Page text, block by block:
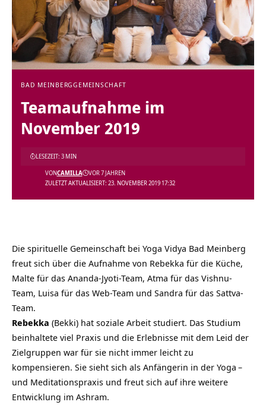
BAD MEINBERGGEMEINSCHAFT
Teamaufnahme im
November 2019
ZULETZT AKTUALISIERT: 23. NOVEMBER 2019 17:32
VONCAMILLA VOR 7 JAHREN
LESEZEIT: 3 MIN
Die spirituelle Gemeinschaft bei Yoga Vidya Bad Meinberg
freut sich über die Aufnahme von Rebekka für die Küche,
Malte für das Ananda-Jyoti-Team, Atma für das Vishnu-
Team, Luisa für das Web-Team und Sandra für das Sattva-
Team.
Rebekka (Bekki) hat soziale Arbeit studiert. Das Studium
beinhaltete viel Praxis und die Erlebnisse mit dem Leid der
Zielgruppen war für sie nicht immer leicht zu
kompensieren. Sie sieht sich als Anfängerin in der Yoga –
und Meditationspraxis und freut sich auf ihre weitere
Entwicklung im Ashram.